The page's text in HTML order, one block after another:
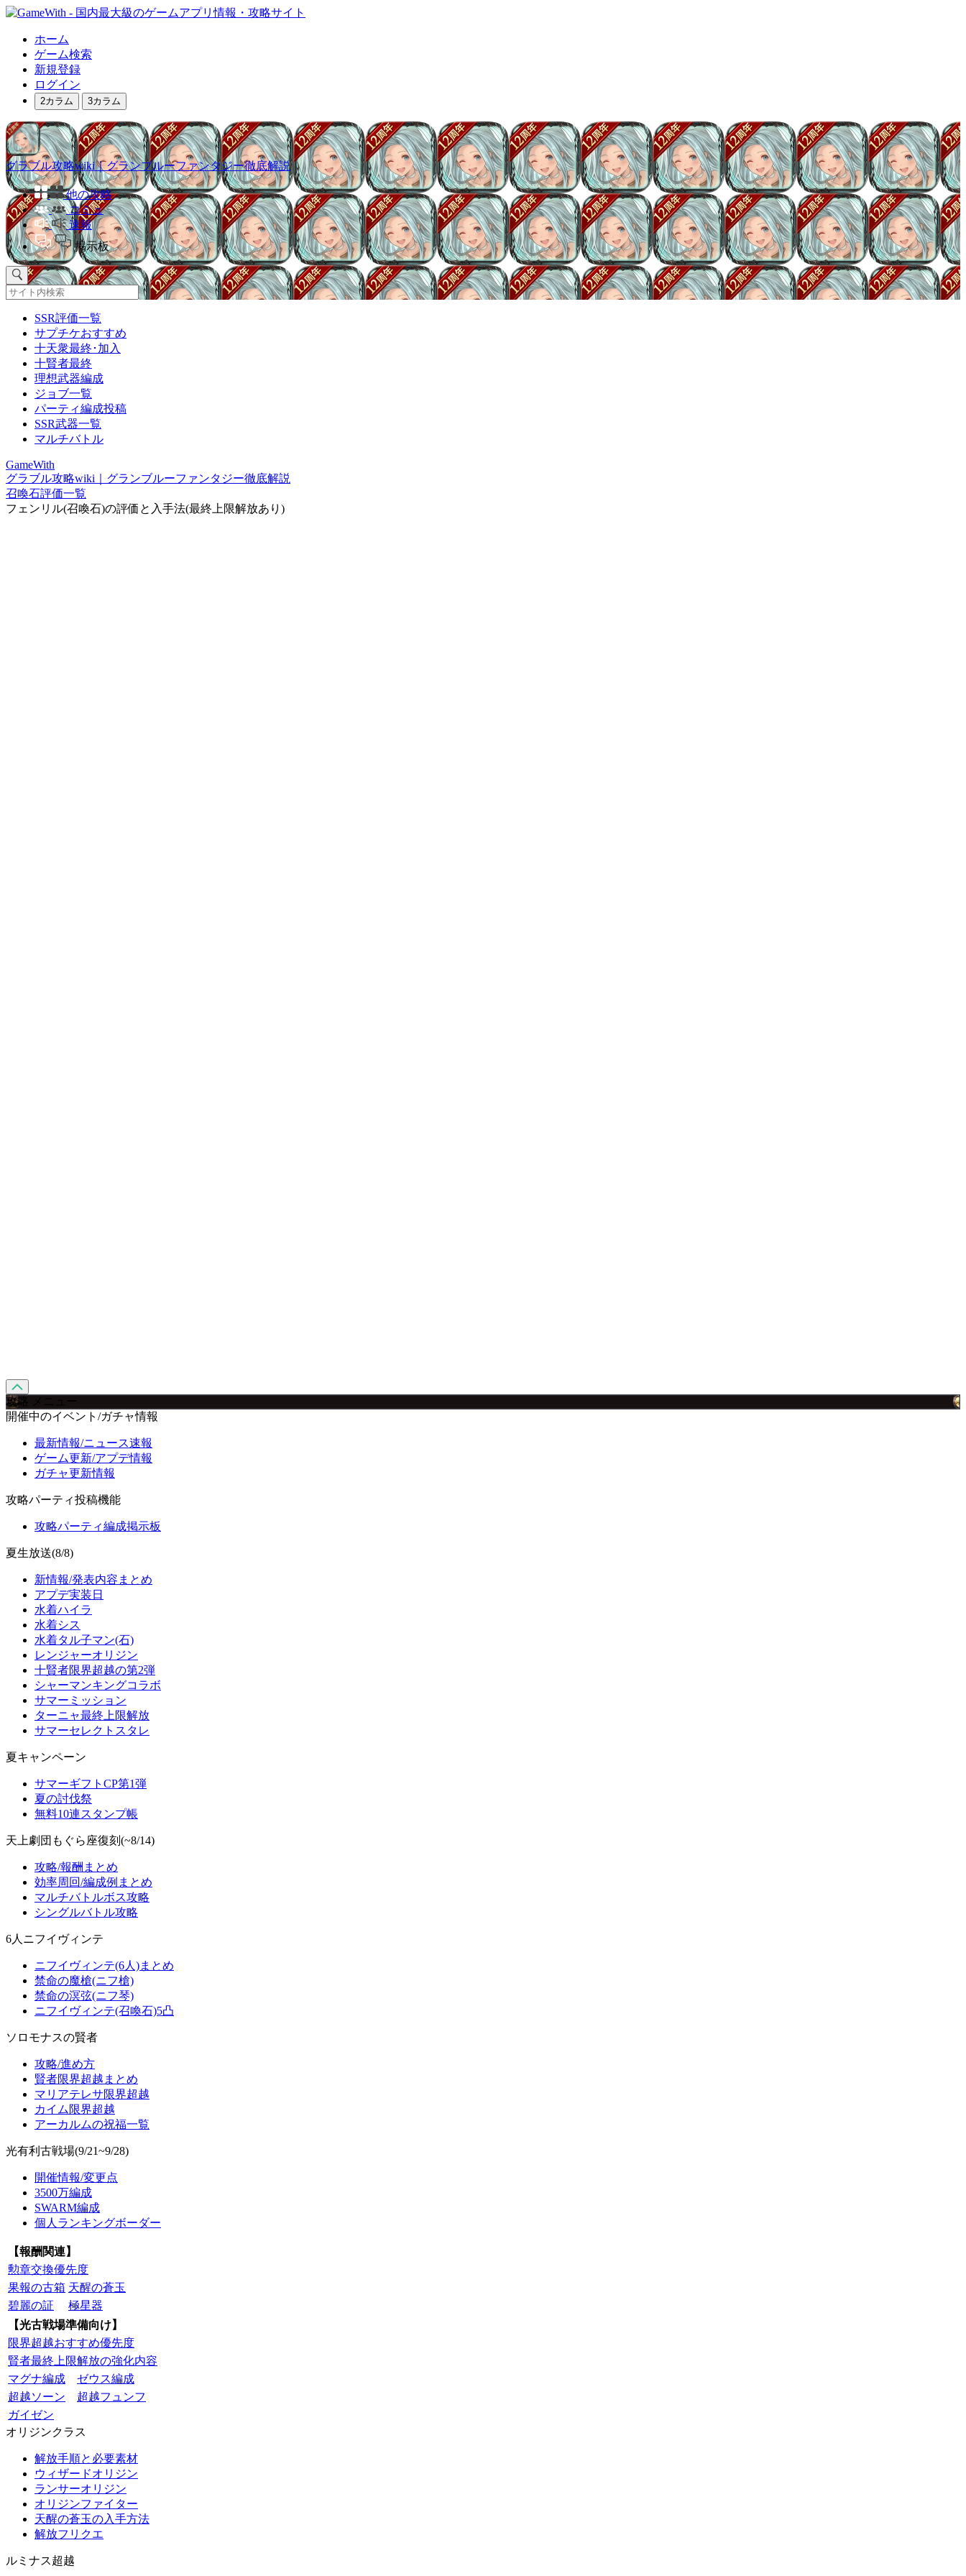
ホーム
ゲーム検索
新規登録
ログイン
2カラム 3カラム
グラブル攻略wiki｜グランブルーファンタジー徹底解説
他の攻略
コミュ
速報
掲示板
SSR評価一覧
サプチケおすすめ
十天衆最終･加入
十賢者最終
理想武器編成
ジョブ一覧
パーティ編成投稿
SSR武器一覧
マルチバトル
GameWith
グラブル攻略wiki｜グランブルーファンタジー徹底解説
召喚石評価一覧
フェンリル(召喚石)の評価と入手法(最終上限解放あり)
攻略 メニュー
開催中のイベント/ガチャ情報
最新情報/ニュース速報
ゲーム更新/アプデ情報
ガチャ更新情報
攻略パーティ投稿機能
攻略パーティ編成掲示板
夏生放送(8/8)
新情報/発表内容まとめ
アプデ実装日
水着ハイラ
水着シス
水着タル子マン(石)
レンジャーオリジン
十賢者限界超越の第2弾
シャーマンキングコラボ
サマーミッション
ターニャ最終上限解放
サマーセレクトスタレ
夏キャンペーン
サマーギフトCP第1弾
夏の討伐祭
無料10連スタンプ帳
天上劇団もぐら座復刻(~8/14)
攻略/報酬まとめ
効率周回/編成例まとめ
マルチバトルボス攻略
シングルバトル攻略
6人ニフイヴィンテ
ニフイヴィンテ(6人)まとめ
禁命の魔槍(ニフ槍)
禁命の溟弦(ニフ琴)
ニフイヴィンテ(召喚石)5凸
ソロモナスの賢者
攻略/進め方
賢者限界超越まとめ
マリアテレサ限界超越
カイム限界超越
アーカルムの祝福一覧
光有利古戦場(9/21~9/28)
開催情報/変更点
3500万編成
SWARM編成
個人ランキングボーダー
【報酬関連】
勲章交換優先度
果報の古箱 天醒の蒼玉
碧麗の証
極星器
【光古戦場準備向け】
限界超越おすすめ優先度
賢者最終上限解放の強化内容
マグナ編成
ゼウス編成
超越ソーン
超越フュンフ
ガイゼン
オリジンクラス
解放手順と必要素材
ウィザードオリジン
ランサーオリジン
オリジンファイター
天醒の蒼玉の入手方法
解放フリクエ
ルミナス超越